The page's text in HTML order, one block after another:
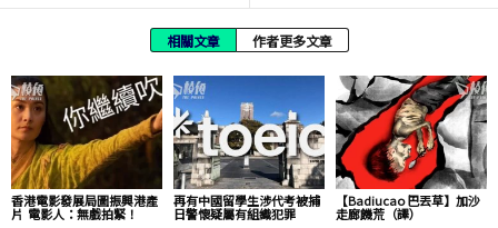
相關文章 作者更多文章
香港電影發展局圖振興港產
片 電影人：無戲拍緊！
再有中國留學生涉代考被捕
日警懷疑屬有組織犯罪
【Badiucao 巴丟草】加沙
走廊饑荒（譯）